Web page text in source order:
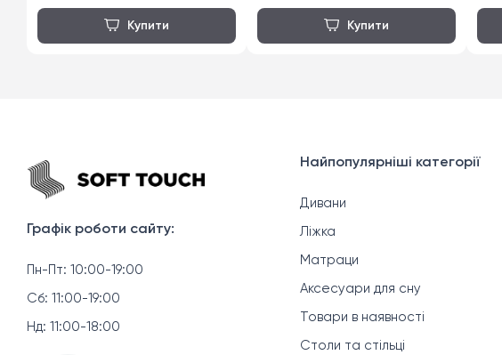
Графік роботи сайту:
Пн-Пт: 10:00-19:00
Сб: 11:00-19:00
Нд: 11:00-18:00
Найпопулярніші категорії
Дивани
Ліжка
Матраци
Аксесуари для сну
Товари в наявності
Столи та стільці